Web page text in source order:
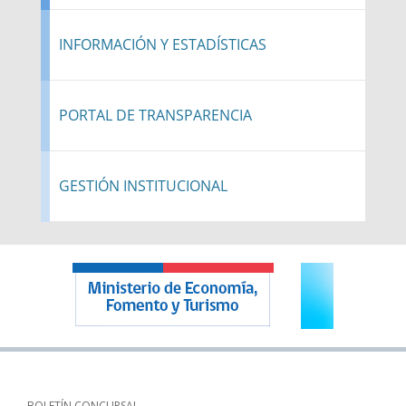
INFORMACIÓN Y ESTADÍSTICAS
PORTAL DE TRANSPARENCIA
GESTIÓN INSTITUCIONAL